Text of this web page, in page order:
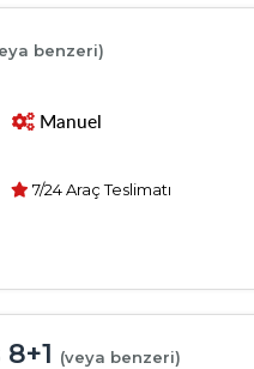
benzeri)
Manuel
7/24 Araç Teslimatı
(veya benzeri)